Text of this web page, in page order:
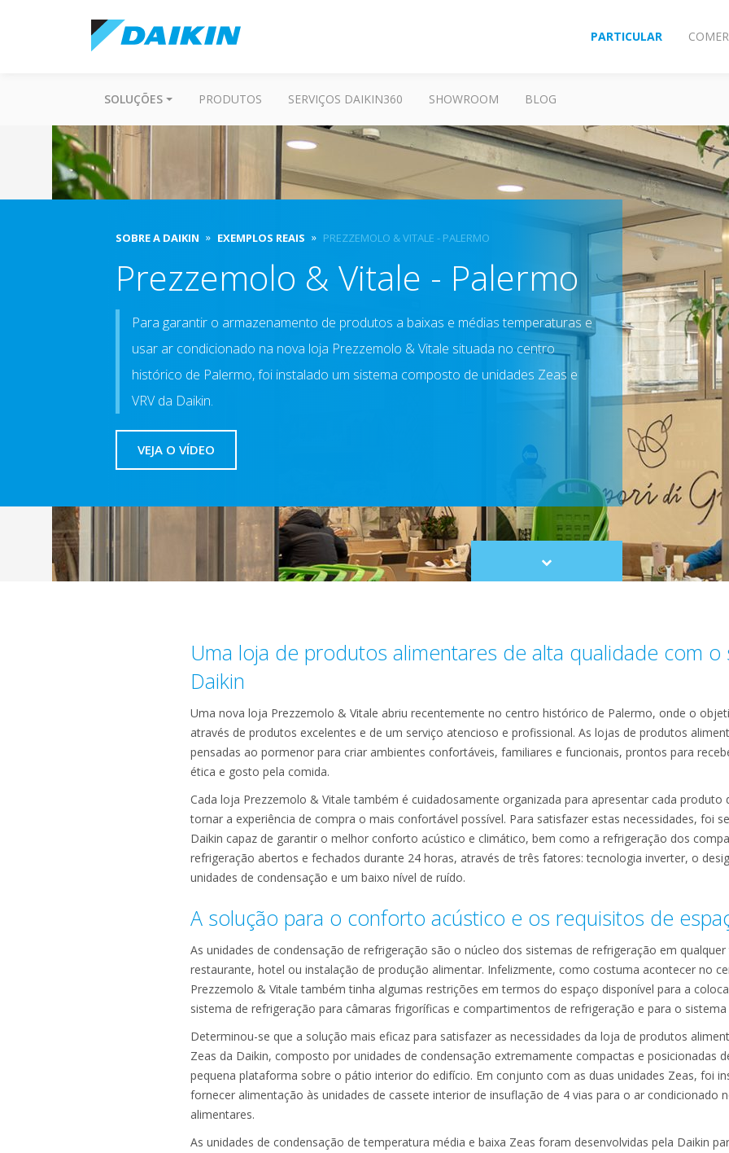
PARTICULAR
SOLUÇÕES PRODUTOS SERVIÇOS DAIKIN360 SHOWROOM BLOG
SOBRE A DAIKIN EXEMPLOS REAIS PREZZEMOLO & VITALE - PALERMO
Prezzemolo & Vitale - Palermo
Para garantir o armazenamento de produtos a baixas e médias temperaturas e
usar ar condicionado na nova loja Prezzemolo & Vitale situada no centro
histórico de Palermo, foi instalado um sistema composto de unidades Zeas e
VRV da Daikin.
VEJA O VÍDEO
Scroll
to
Uma loja de produtos alimentares de alta qualidade com o
Daikin
Uma nova loja Prezzemolo & Vitale abriu recentemente no centro histórico de Palermo, onde o
através de produtos excelentes e de um serviço atencioso e profissional. As lojas de produtos
pensadas ao pormenor para criar ambientes confortáveis, familiares e funcionais, prontos para
ética e gosto pela comida.
Cada loja Prezzemolo & Vitale também é cuidadosamente organizada para apresentar cada
tornar a experiência de compra o mais confortável possível. Para satisfazer estas necessidades, foi
Daikin capaz de garantir o melhor conforto acústico e climático, bem como a refrigeração dos
refrigeração abertos e fechados durante 24 horas, através de três fatores: tecnologia inverter, o
unidades de condensação e um baixo nível de ruído.
A solução para o conforto acústico e os requisitos de
As unidades de condensação de refrigeração são o núcleo dos sistemas de refrigeração em
restaurante, hotel ou instalação de produção alimentar. Infelizmente, como costuma acontecer no
Prezzemolo & Vitale também tinha algumas restrições em termos do espaço disponível para a
sistema de refrigeração para câmaras frigoríficas e compartimentos de refrigeração e para o
Determinou-se que a solução mais eficaz para satisfazer as necessidades da loja de produtos
Zeas da Daikin, composto por unidades de condensação extremamente compactas e posicionadas
pequena plataforma sobre o pátio interior do edifício. Em conjunto com as duas unidades Zeas, foi
fornecer alimentação às unidades de cassete interior de insuflação de 4 vias para o ar condicionado
alimentares.
As unidades de condensação de temperatura média e baixa Zeas foram desenvolvidas pela Daikin